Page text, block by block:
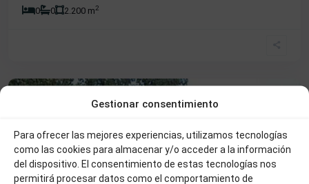
Gestionar consentimiento
Para ofrecer las mejores experiencias, utilizamos tecnologías
como las cookies para almacenar y/o acceder a la información
del dispositivo. El consentimiento de estas tecnologías nos
permitirá procesar datos como el comportamiento de
0 0 2.200 m2